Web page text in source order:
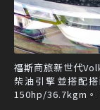
福斯商旅新世代
柴油引擎並搭配
150hp/36.7kgm。